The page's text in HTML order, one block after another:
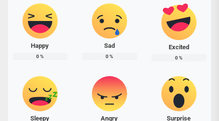
Happy
0%
Sad
0%
Excited
0%
Sleepy Angry Surprise